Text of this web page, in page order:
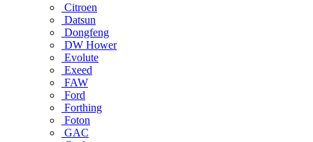
Citroen
Datsun
Dongfeng
DW Hower
Evolute
Exeed
FAW
Ford
Forthing
Foton
GAC